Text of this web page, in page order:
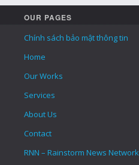
OUR PAGES
Chính sách bảo mật thông tin
Home
Our Works
Services
About Us
Contact
RNN – Rainstorm News Network